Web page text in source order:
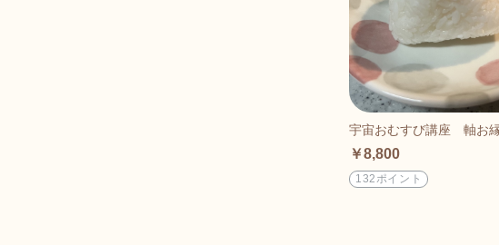
宇宙おむすび講座 軸お
￥8,800
132ポイント